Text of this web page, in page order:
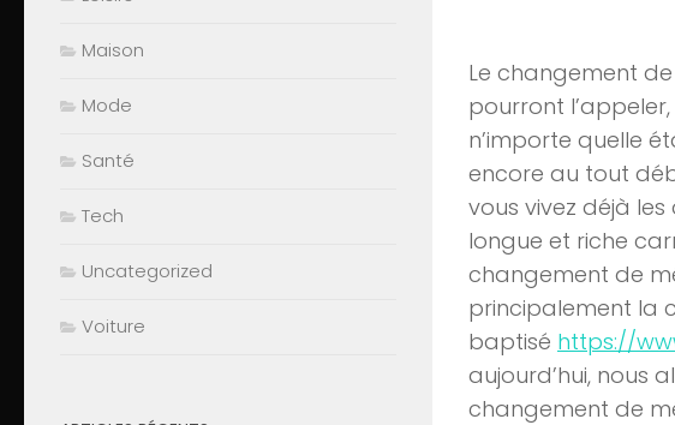
Le changement
pourront
n’importe quelle
encore au tout
vous vivez déjà
longue et riche
changement de
principalement la
baptisé https://
aujourd’hui, nous
changement de
Maison
Mode
Santé
Tech
Uncategorized
Voiture